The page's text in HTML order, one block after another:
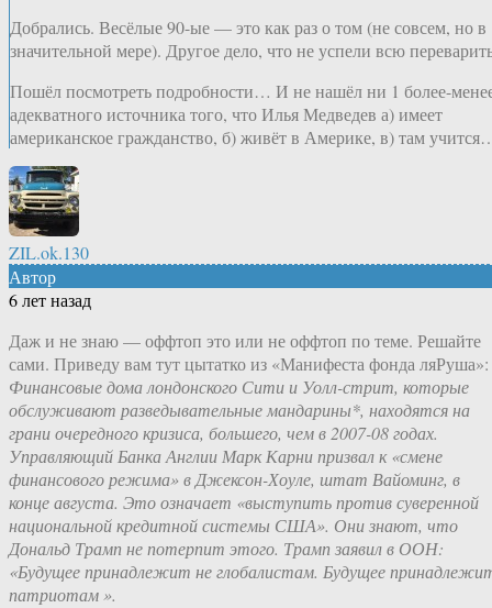
Добрались. Весёлые 90-ые — это как раз о том (не совсем, но в
значительной мере). Другое дело, что не успели всю
Пошёл посмотреть подробности… И не нашёл ни 1 более-
адекватного источника того, что Илья Медведев а) имеет
американское гражданство, б) живёт в Америке, в) там
ZIL.ok.130
Автор
6 лет назад
Даж и не знаю — оффтоп это или не оффтоп по теме. Решайте
сами. Приведу вам тут цытатко из «Манифеста фонда ляРуша»:
Финансовые дома лондонского Сити и Уолл-стрит, которые
обслуживают разведывательные мандарины*, находятся на
грани очередного кризиса, большего, чем в 2007-08 годах.
Управляющий Банка Англии Марк Карни призвал к «смене
финансового режима» в Джексон-Хоуле, штат Вайоминг, в
конце августа. Это означает «выступить против суверенной
национальной кредитной системы США». Они знают, что
Дональд Трамп не потерпит этого. Трамп заявил в ООН:
«Будущее принадлежит не глобалистам. Будущее
патриотам ».